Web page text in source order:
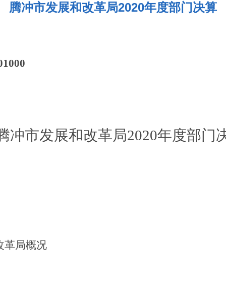
腾冲市发展和改革局2020年度部门决算
冲市发展和改革局2020年度部门
革局概况